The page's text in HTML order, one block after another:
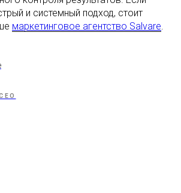
и системный подход, стоит
маркетинговое агентство Salvare